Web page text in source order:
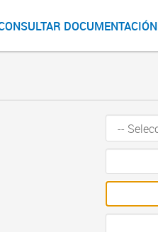
DOCUMENTACIÓN